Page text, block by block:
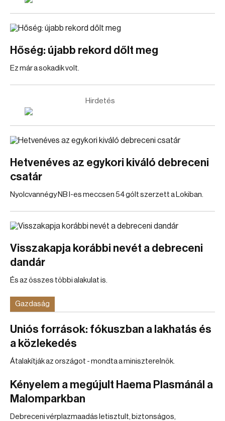
Hőség: újabb rekord dőlt meg
Ez már a sokadik volt.
Hirdetés
Hetvenéves az egykori kiváló debreceni
csatár
Nyolcvannégy NB I-es meccsen 54 gólt szerzett a Lokiban.
Visszakapja korábbi nevét a debreceni
dandár
És az összes többi alakulat is.
Gazdaság
Uniós források: fókuszban a lakhatás és
a közlekedés
Átalakítják az országot - mondta a miniszterelnök.
Kényelem a megújult Haema Plasmánál a
Malomparkban
Debreceni vérplazmaadás letisztult, biztonságos,